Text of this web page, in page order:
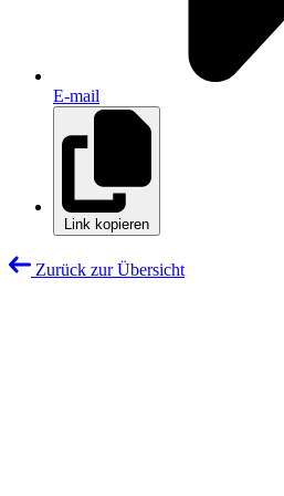
E-mail
Link kopieren
Zurück zur Übersicht